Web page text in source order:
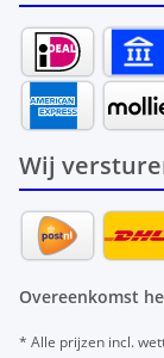
Wij
Overeenkomst
* Alle prijzen incl.